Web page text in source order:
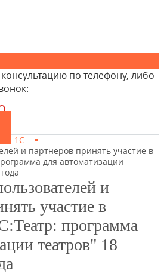
по телефону, либо
1С
и партнеров принять участие в
для автоматизации
и
участие в
программа
театров" 18